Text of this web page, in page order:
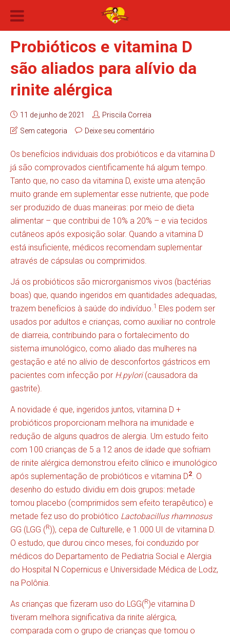
Probióticos e vitamina D
são aliados para alívio da
rinite alérgica
11 de junho de 2021
Priscila Correia
Sem categoria
Deixe seu comentário
Os benefícios individuais dos probióticos e da vitamina D
já são comprovados cientificamente há algum tempo.
Tanto que, no caso da vitamina D, existe uma atenção
muito grande em suplementar esse nutriente, que pode
ser produzido de duas maneiras: por meio de dieta
alimentar – que contribui de 10% a 20% – e via tecidos
cutâneos após exposição solar. Quando a vitamina D
está insuficiente, médicos recomendam suplementar
através de cápsulas ou comprimidos.
Já os probióticos são microrganismos vivos (bactérias
boas) que, quando ingeridos em quantidades adequadas,
trazem benefícios à saúde do indivíduo.1 Eles podem ser
usados por adultos e crianças, como auxiliar no controle
de diarreia, contribuindo para o fortalecimento do
sistema imunológico, como aliado das mulheres na
gestação e até no alívio de desconfortos gástricos em
pacientes com infecção por H.pylori(causadora da
gastrite).
A novidade é que, ingeridos juntos, vitamina D +
probióticos proporcionam melhora na imunidade e
redução de alguns quadros de alergia. Um estudo feito
com 100 crianças de 5 a 12 anos de idade que sofriam
de rinite alérgica demonstrou efeito clínico e imunológico
após suplementação de probióticos e vitamina D2. O
desenho do estudo dividiu em dois grupos: metade
tomou placebo (comprimidos sem efeito terapêutico) e
metade fez uso do probiótico Lactobacillus rhamnosus
GG (LGG (R)), cepa de Culturelle, e 1.000 UI de vitamina D.
O estudo, que durou cinco meses, foi conduzido por
médicos do Departamento de Pediatria Social e Alergia
do Hospital N Copernicus e Universidade Médica de Lodz,
na Polônia.
As crianças que fizeram uso do LGG(R)e vitamina D
tiveram melhora significativa da rinite alérgica,
comparada com o grupo de crianças que tomou o